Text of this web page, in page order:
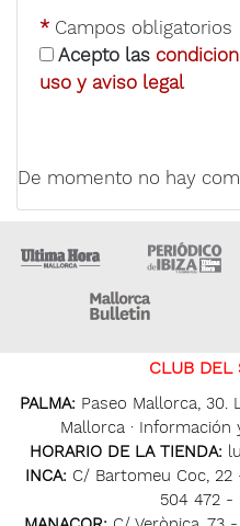
* Campos obligatorios
Acepto las
uso y aviso legal
De momento no hay
Ultima Hora
CLUB DEL
PALMA: Paseo Mallorca, 30.
Mallorca · Información
HORARIO DE LA TIENDA:
INCA: C/ Bartomeu Coc, 22
504 472 -